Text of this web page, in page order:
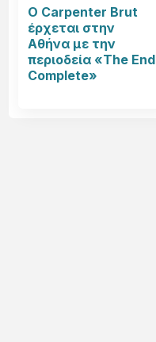
Ο Carpenter Brut
έρχεται στην
Αθήνα με την
περιοδεία «The End
Complete»